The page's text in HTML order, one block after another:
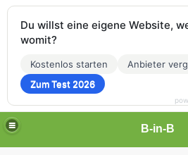
B-in-B
Du willst eine eigene Website,
womit?
Kostenlos starten
Anbieter
Zum Test 2026